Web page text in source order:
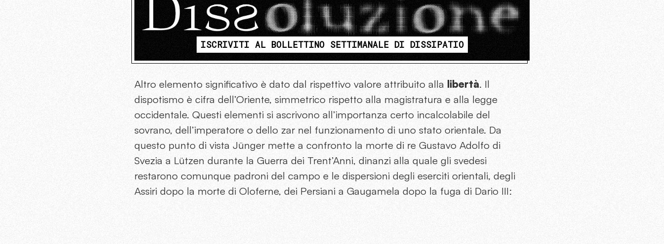
ISCRIVITI AL BOLLETTINO SETTIMANALE DI DISSIPATIO
Altro elemento significativo è dato dal rispettivo valore attribuito alla libertà. Il
dispotismo è cifra dell’Oriente, simmetrico rispetto alla magistratura e alla legge
occidentale. Questi elementi si ascrivono all’importanza certo incalcolabile del
sovrano, dell’imperatore o dello zar nel funzionamento di uno stato orientale. Da
questo punto di vista Jünger mette a confronto la morte di re Gustavo Adolfo di
Svezia a Lützen durante la Guerra dei Trent’Anni, dinanzi alla quale gli svedesi
restarono comunque padroni del campo e le dispersioni degli eserciti orientali, degli
Assiri dopo la morte di Oloferne, dei Persiani a Gaugamela dopo la fuga di Dario III: